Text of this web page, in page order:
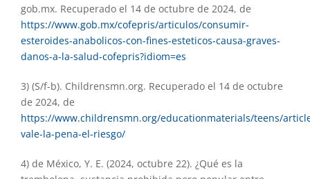
gob.mx. Recuperado el 14 de octubre de 2024, de
https://www.gob.mx/cofepris/articulos/consumir-
esteroides-anabolicos-con-fines-esteticos-causa-graves-
danos-a-la-salud-cofepris?idiom=es
3) (S/f-b). Childrensmn.org. Recuperado el 14 de octubre
de 2024, de
https://www.childrensmn.org/educationmaterials/teens/
vale-la-pena-el-riesgo/
4) de México, Y. E. (2024, octubre 22). ¿Qué es la